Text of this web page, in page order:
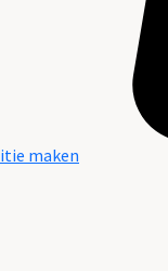
maken